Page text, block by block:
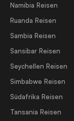
Namibia Reisen
Ruanda Reisen
Sambia Reisen
Sansibar Reisen
Seychellen Reisen
Simbabwe Reisen
Südafrika Reisen
Tansania Reisen